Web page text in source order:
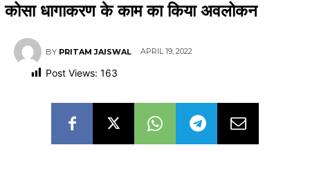
कोसा धागाकरण के काम का किया अवलोकन
BY PRITAM JAISWAL APRIL 19, 2022
Post Views: 163